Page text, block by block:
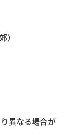
）
異なる場合が